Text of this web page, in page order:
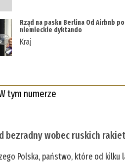
Rząd na pasku Berlina Od Airbnb
niemieckie dyktando
Kraj
tym numerze
bezradny wobec ruskich
Polska, państwo, które od